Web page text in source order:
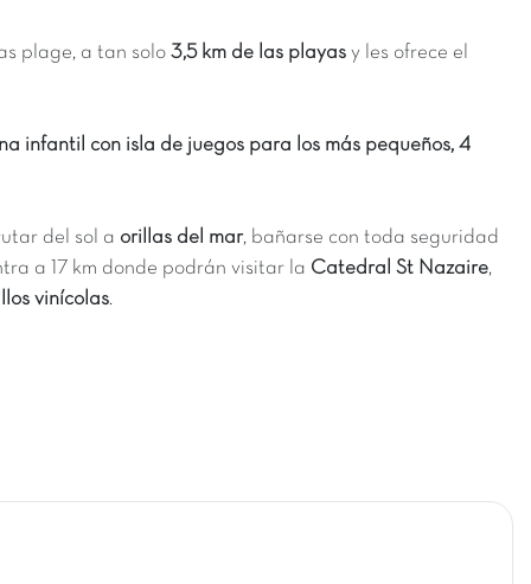
plage, a tan solo 3,5 km de las playas y les ofrece el
infantil con isla de juegos para los más pequeños, 4
del sol a orillas del mar, bañarse con toda seguridad
a 17 km donde podrán visitar la Catedral St Nazaire,
vinícolas.